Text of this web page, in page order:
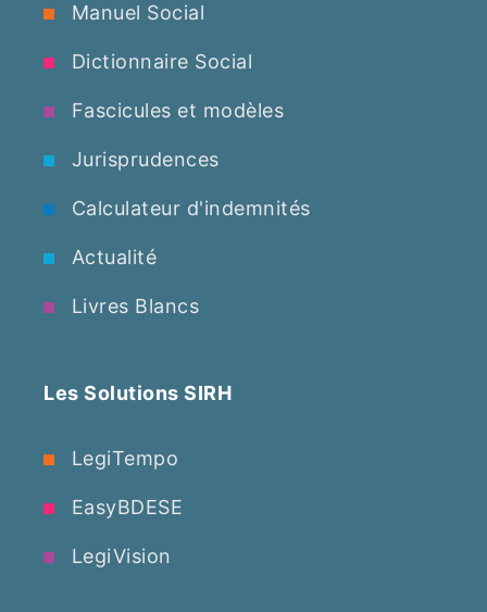
Manuel Social
Dictionnaire Social
Fascicules et modèles
Jurisprudences
Calculateur d'indemnités
Actualité
Livres Blancs
Les Solutions SIRH
LegiTempo
EasyBDESE
LegiVision